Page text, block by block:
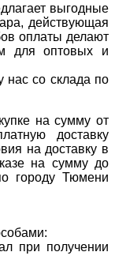
выгодные
действующая
оплаты делают
для оптовых и
нас со склада по
на сумму от
доставку
на доставку в
на сумму до
городу Тюмени
при получении